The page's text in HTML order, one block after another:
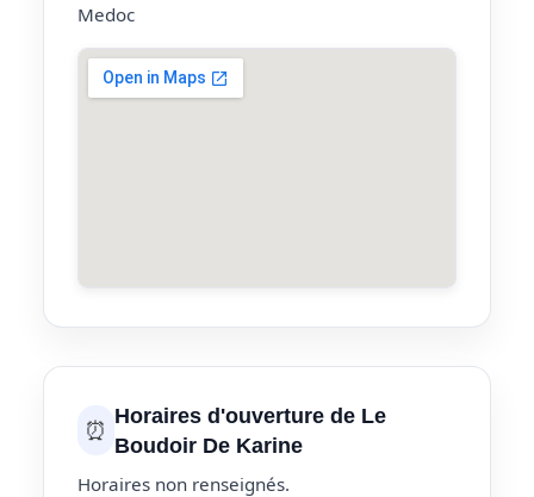
Medoc
⏰ Horaires d'ouverture de Le
Boudoir De Karine
Horaires non renseignés.